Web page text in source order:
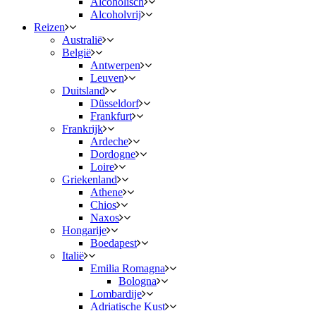
Alcoholvrij
Reizen
Australië
België
Antwerpen
Leuven
Duitsland
Düsseldorf
Frankfurt
Frankrijk
Ardeche
Dordogne
Loire
Griekenland
Athene
Chios
Naxos
Hongarije
Boedapest
Italië
Emilia Romagna
Bologna
Lombardije
Adriatische Kust